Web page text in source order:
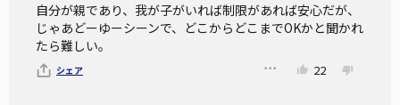
自分が親であり、我が子がいれば制限があれば安心だが、
じゃあどーゆーシーンで、どこからどこまでOKかと聞かれ
たら難しい。
シェア 22